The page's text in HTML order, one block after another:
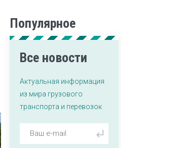
Популярное
Все новости
Актуальная информация
из мира грузового
транспорта и перевозок